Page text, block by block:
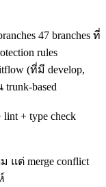
47 branches ที่
rules
(ที่มี develop,
trunk-based
+ type check
แต่ merge conflict